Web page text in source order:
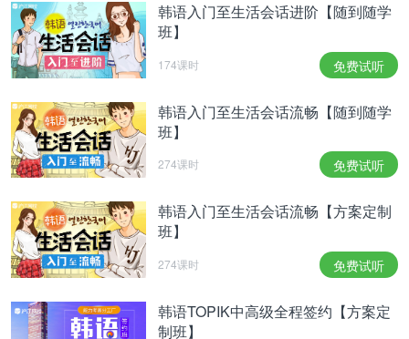
韩语入门至生活会话进阶【随到随学
班】
174课时 免费试听
韩语入门至生活会话流畅【随到随学
班】
274课时 免费试听
韩语入门至生活会话流畅【方案定制
班】
274课时 免费试听
韩语TOPIK中高级全程签约【方案定
制班】